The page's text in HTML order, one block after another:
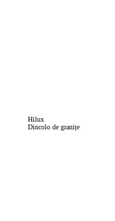
Hilux
Dincolo de granițe